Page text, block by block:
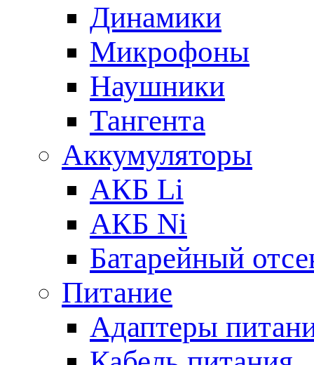
Динамики
Микрофоны
Наушники
Тангента
Аккумуляторы
АКБ Li
АКБ Ni
Батарейный
Питание
Адаптеры